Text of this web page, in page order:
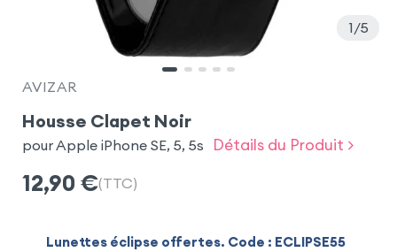
1 5
AVIZAR
Housse Clapet Noir
pour Apple iPhone SE, 5, 5s Détails du Produit >
12,90 €(TTC)
Lunettes éclipse offertes. Code : ECLIPSE55